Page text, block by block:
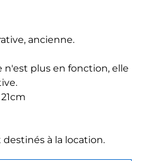
ancienne.
n'est plus en fonction, elle
à la location.